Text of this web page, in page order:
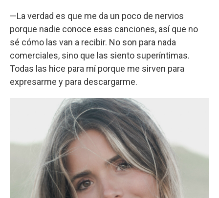
—La verdad es que me da un poco de nervios
porque nadie conoce esas canciones, así que no
sé cómo las van a recibir. No son para nada
comerciales, sino que las siento superíntimas.
Todas las hice para mí porque me sirven para
expresarme y para descargarme.